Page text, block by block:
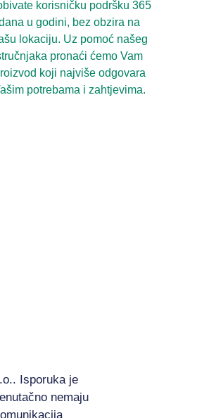
korisničku podršku 365
u godini, bez obzira na
lokaciju. Uz pomoć našeg
pronaći ćemo Vam
koji najviše odgovara
potrebama i zahtjevima.
Isporuka je
nemaju